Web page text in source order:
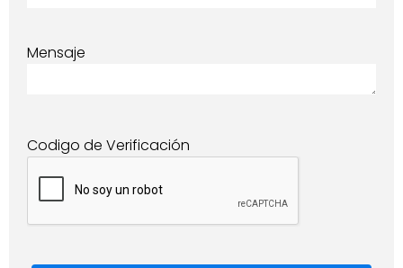
Mensaje
Codigo de Verificación